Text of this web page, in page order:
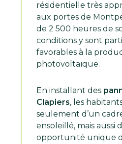
résidentielle très
aux portes de
de 2 500 heures de
conditions y sont
favorables à la
photovoltaïque.
En installant des
Clapiers, les
seulement d’un
ensoleillé, mais aussi
opportunité unique